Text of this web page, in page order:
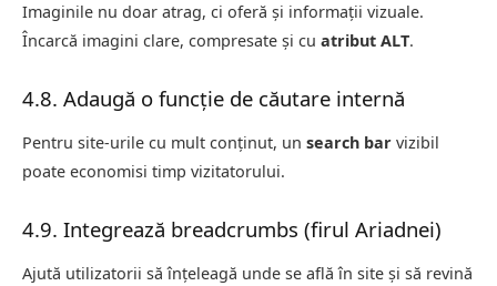
Imaginile nu doar atrag, ci oferă și informații vizuale.
Încarcă imagini clare, compresate și cu atribut ALT.
4.8. Adaugă o funcție de căutare internă
Pentru site-urile cu mult conținut, un search bar vizibil
poate economisi timp vizitatorului.
4.9. Integrează breadcrumbs (firul Ariadnei)
Ajută utilizatorii să înțeleagă unde se află în site și să revină